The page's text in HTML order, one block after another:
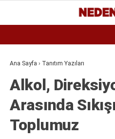
EKONOMI
BIYOGRAFI
DÜNYA
Ana Sayfa › Tanıtım Yazıları
Alkol,
Arasında
Toplumuz